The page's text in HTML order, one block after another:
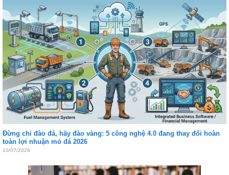
Đừng chỉ đào đá, hãy đào vàng: 5 công nghệ 4.0 đang thay đổi hoàn
toàn lợi nhuận mỏ đá 2026
10/07/2026